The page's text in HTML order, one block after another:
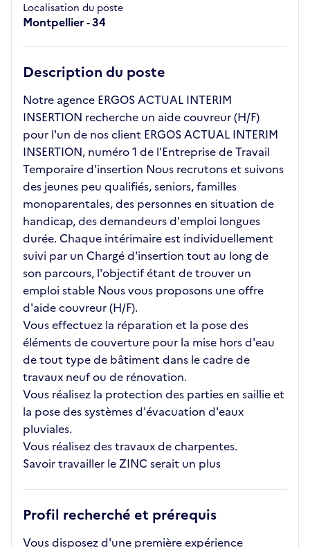
Localisation du poste
Montpellier - 34
Description du poste
Notre agence ERGOS ACTUAL INTERIM
INSERTION recherche un aide couvreur (H/F)
pour l'un de nos client ERGOS ACTUAL INTERIM
INSERTION, numéro 1 de l'Entreprise de Travail
Temporaire d'insertion Nous recrutons et suivons
des jeunes peu qualifiés, seniors, familles
monoparentales, des personnes en situation de
handicap, des demandeurs d'emploi longues
durée. Chaque intérimaire est individuellement
suivi par un Chargé d'insertion tout au long de
son parcours, l'objectif étant de trouver un
emploi stable Nous vous proposons une offre
d'aide couvreur (H/F).
Vous effectuez la réparation et la pose des
éléments de couverture pour la mise hors d'eau
de tout type de bâtiment dans le cadre de
travaux neuf ou de rénovation.
Vous réalisez la protection des parties en saillie et
la pose des systèmes d'évacuation d'eaux
pluviales.
Vous réalisez des travaux de charpentes.
Savoir travailler le ZINC serait un plus
Profil recherché et prérequis
Vous disposez d'une première expérience